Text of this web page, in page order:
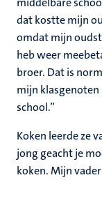
dat kostte mijn
omdat mijn
heb weer
broer. Dat is
mijn
school.”
Koken leerde ze
jong geacht je
koken. Mijn